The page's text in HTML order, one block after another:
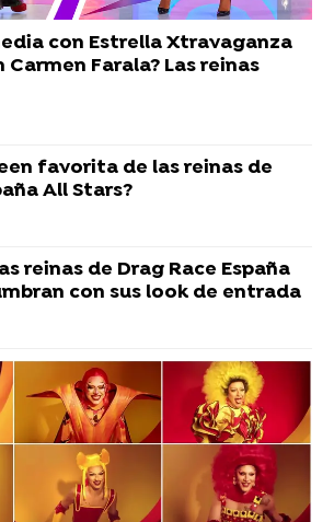
con Estrella Xtravaganza
Farala? Las reinas
favorita de las reinas de
All Stars?
reinas de Drag Race España
con sus look de entrada